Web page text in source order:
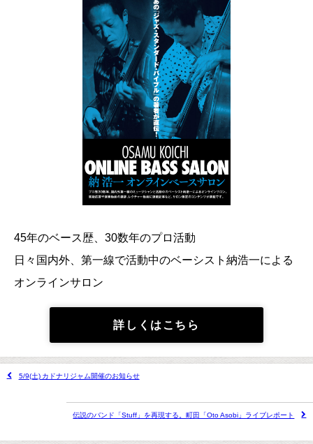
45年のベース歴、30数年のプロ活動
日々国内外、第一線で活動中のベーシスト納浩一による
オンラインサロン
詳しくはこちら
5/9(土) カドナリジャム開催のお知らせ
伝説のバンド「Stuff」を再現する。町田「Oto Asobi」ライブレポート